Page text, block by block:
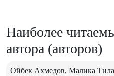
Наиболее
автора (авторов)
Ойбек Ахмедов, Малика